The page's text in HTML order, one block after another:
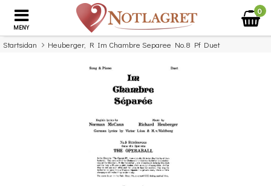
MENY
0
Startsidan Heuberger, R Im Chambre Separee No.8 Pf Duet
Missa inte detta...